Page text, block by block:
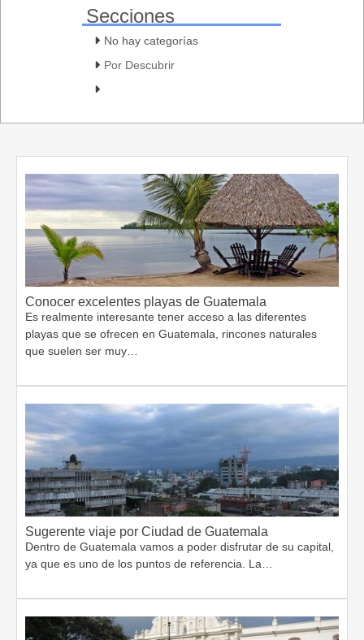
Secciones
No hay categorías
Por Descubrir
Conocer excelentes playas de Guatemala
Es realmente interesante tener acceso a las diferentes
playas que se ofrecen en Guatemala, rincones naturales
que suelen ser muy…
Sugerente viaje por Ciudad de Guatemala
Dentro de Guatemala vamos a poder disfrutar de su capital,
ya que es uno de los puntos de referencia. La…